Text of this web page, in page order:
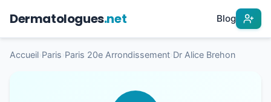
Dermatologues.net Blog
Accueil Paris Paris 20e Arrondissement Dr Alice Brehon